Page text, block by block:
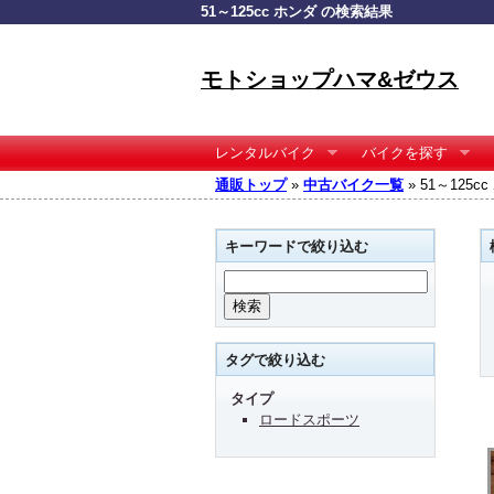
51～125cc ホンダ の検索結果
モトショップハマ&ゼウス
レンタルバイク
バイクを探す
通販トップ» 中古バイク一覧 » 51～125cc
キーワードで絞り込む
タグで絞り込む
タイプ
ロードスポーツ